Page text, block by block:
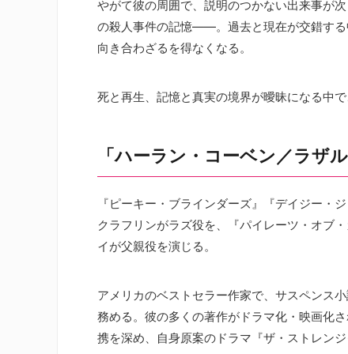
やがて彼の周囲で、説明のつかない出来事が
の殺人事件の記憶――。過去と現在が交錯する
向き合わざるを得なくなる。
死と再生、記憶と真実の境界が曖昧になる中
「ハーラン・コーベン／ラザ
『ピーキー・ブラインダーズ』『デイジー・
クラフリンがラズ役を、『パイレーツ・オブ
イが父親役を演じる。
アメリカのベストセラー作家で、サスペンス
務める。彼の多くの著作がドラマ化・映画化
携を深め、自身原案のドラマ『ザ・ストレン